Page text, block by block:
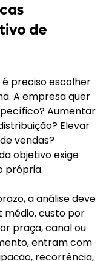
de
preciso escolher
A empresa quer
Aumentar
Elevar
vendas?
objetivo exige
própria.
a análise deve
médio, custo por
praça, canal ou
entram com
recorrência,